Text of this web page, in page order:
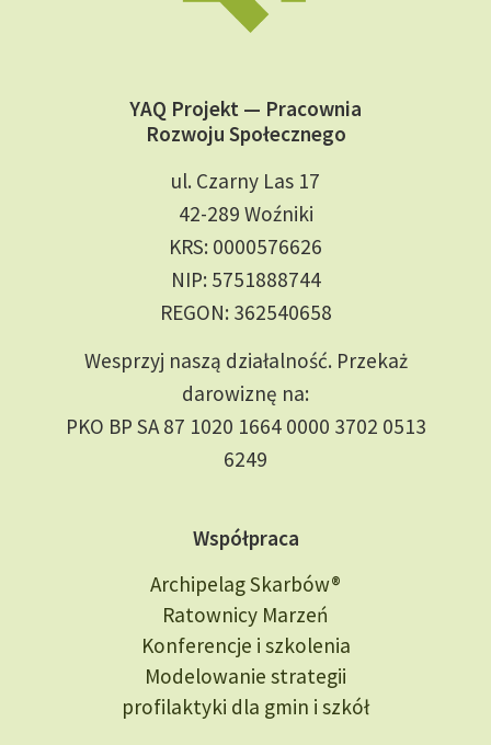
YAQ Projekt — Pracownia
Rozwoju Społecznego
ul. Czarny Las 17
42-289 Woźniki
KRS: 0000576626
NIP: 5751888744
REGON: 362540658
Wesprzyj naszą działalność. Przekaż
darowiznę na:
PKO BP SA 87 1020 1664 0000 3702 0513
6249
Współpraca
Archipelag Skarbów®
Ratownicy Marzeń
Konferencje i szkolenia
Modelowanie strategii
profilaktyki dla gmin i szkół